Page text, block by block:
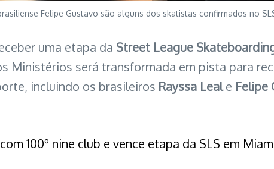
Felipe Gustavo são alguns dos skatistas confirmados no
uma etapa da Street League
Ministérios será transformada em pista para
incluindo os brasileiros Rayssa Leale Felipe
100º nine club e vence etapa da SLS em